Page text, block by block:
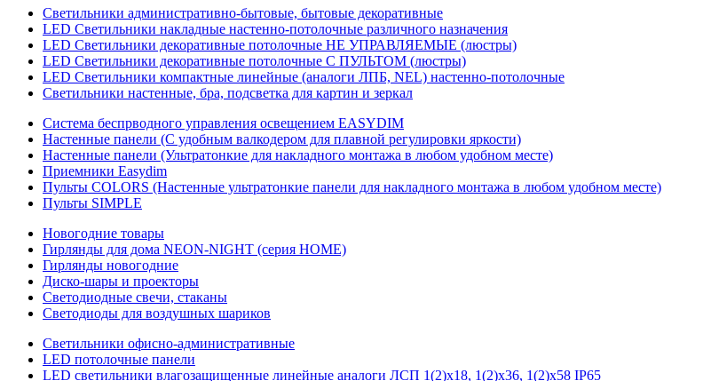
Светильники административно-бытовые, бытовые декоративные
LED Cветильники накладные настенно-потолочные различного назначения
LED Светильники декоративные потолочные НЕ УПРАВЛЯЕМЫЕ (люстры)
LED Светильники декоративные потолочные С ПУЛЬТОМ (люстры)
LED Светильники компактные линейные (аналоги ЛПБ, NEL) настенно-потолочные
Светильники настенные, бра, подсветка для картин и зеркал
Система беспрводного управления освещением EASYDIM
Настенные панели (С удобным валкодером для плавной регулировки яркости)
Настенные панели (Ультратонкие для накладного монтажа в любом удобном месте)
Приемники Easydim
Пульты COLORS (Настенные ультратонкие панели для накладного монтажа в любом удобном месте)
Пульты SIMPLE
Новогодние товары
Гирлянды для дома NEON-NIGHT (серия HOME)
Гирлянды новогодние
Диско-шары и проекторы
Светодиодные свечи, стаканы
Светодиоды для воздушных шариков
Светильники офисно-административные
LED потолочные панели
LED светильники влагозащищенные линейные аналоги ЛСП 1(2)х18, 1(2)х36, 1(2)х58 IP65